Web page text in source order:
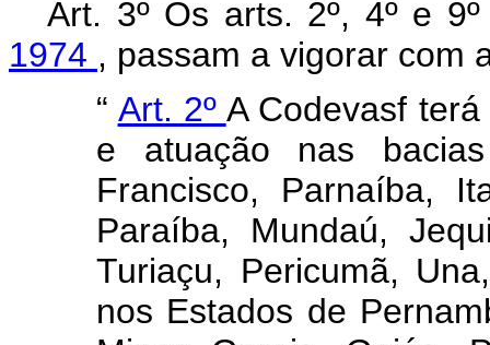
Art. 3º Os arts. 2º, 4º e
1974 , passam a vigorar com
“ Art. 2º A Codevasf
e atuação nas
Francisco, Parnaíba,
Paraíba, Mundaú,
Turiaçu, Pericumã,
nos Estados de